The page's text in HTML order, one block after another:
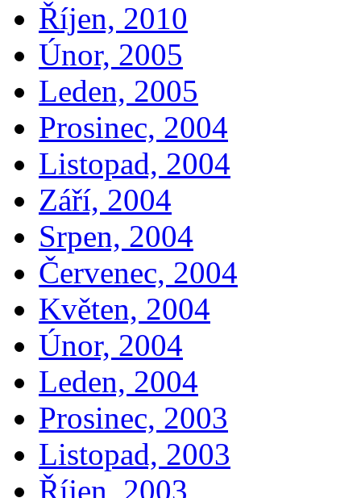
Říjen, 2010
Únor, 2005
Leden, 2005
Prosinec, 2004
Listopad, 2004
Září, 2004
Srpen, 2004
Červenec, 2004
Květen, 2004
Únor, 2004
Leden, 2004
Prosinec, 2003
Listopad, 2003
Říjen, 2003